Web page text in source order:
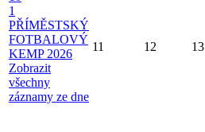
1
PŘÍMĚSTSKÝ
FOTBALOVÝ
KEMP 2026
Zobrazit
všechny
záznamy ze dne
11 12 13